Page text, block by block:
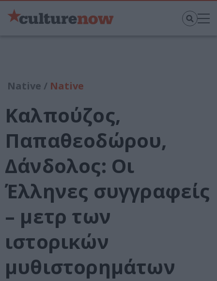
Native / Native
Καλπούζος,
Παπαθεοδώρου,
Δάνδολος: Οι
Έλληνες συγγραφείς
– μετρ των
ιστορικών
μυθιστορημάτων